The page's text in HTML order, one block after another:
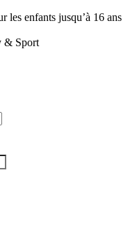
les enfants jusqu’à 16 ans
& Sport